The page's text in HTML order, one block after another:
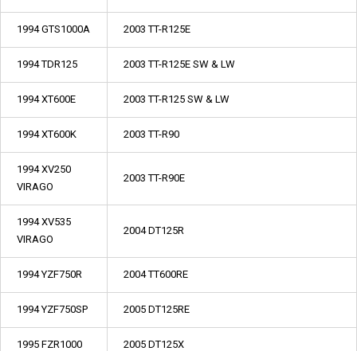
1994 GTS1000A 2003 TT-R125E
1994 TDR125 2003 TT-R125E SW & LW
1994 XT600E 2003 TT-R125 SW & LW
1994 XT600K 2003 TT-R90
1994 XV250
VIRAGO
2003 TT-R90E
1994 XV535
VIRAGO
2004 DT125R
1994 YZF750R 2004 TT600RE
1994 YZF750SP 2005 DT125RE
1995 FZR1000 2005 DT125X